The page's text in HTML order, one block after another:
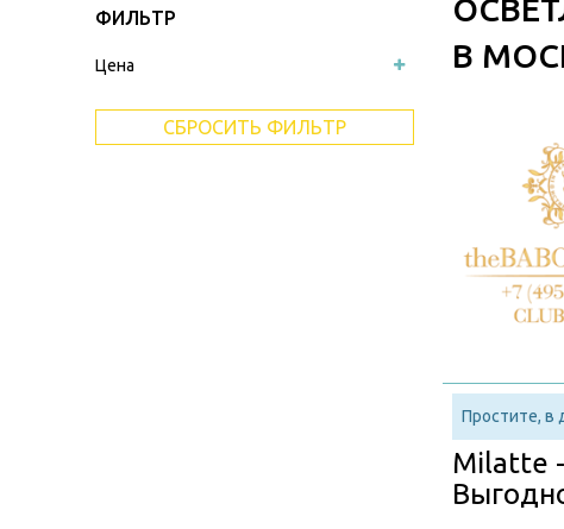
ФИЛЬТР
Цена
СБРОСИТЬ ФИЛЬТР
В
Простите, в
Milatte